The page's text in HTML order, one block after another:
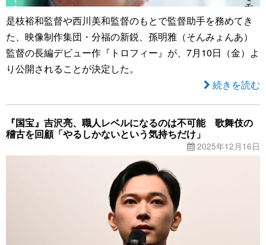
是枝裕和監督や西川美和監督のもとで監督助手を務めてき
た、映像制作集団・分福の新鋭、孫明雅（そんみょんあ）
監督の長編デビュー作『トロフィー』が、7月10日（金）よ
り公開されることが決定した。
続きを読む
『国宝』吉沢亮、職人レベルになるのは不可能 歌舞伎の
稽古を回顧「やるしかないという気持ちだけ」
2025年12月16日